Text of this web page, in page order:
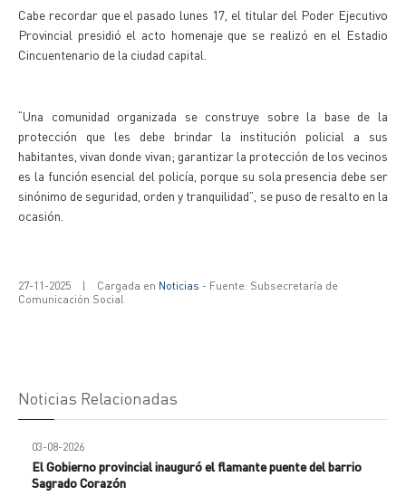
Cabe recordar que el pasado lunes 17, el titular del Poder Ejecutivo
Provincial presidió el acto homenaje que se realizó en el Estadio
Cincuentenario de la ciudad capital.
“Una comunidad organizada se construye sobre la base de la
protección que les debe brindar la institución policial a sus
habitantes, vivan donde vivan; garantizar la protección de los vecinos
es la función esencial del policía, porque su sola presencia debe ser
sinónimo de seguridad, orden y tranquilidad”, se puso de resalto en la
ocasión.
27-11-2025 | Cargada en Noticias - Fuente: Subsecretaría de
Comunicación Social
Noticias Relacionadas
03-08-2026
El Gobierno provincial inauguró el flamante puente del barrio
Sagrado Corazón